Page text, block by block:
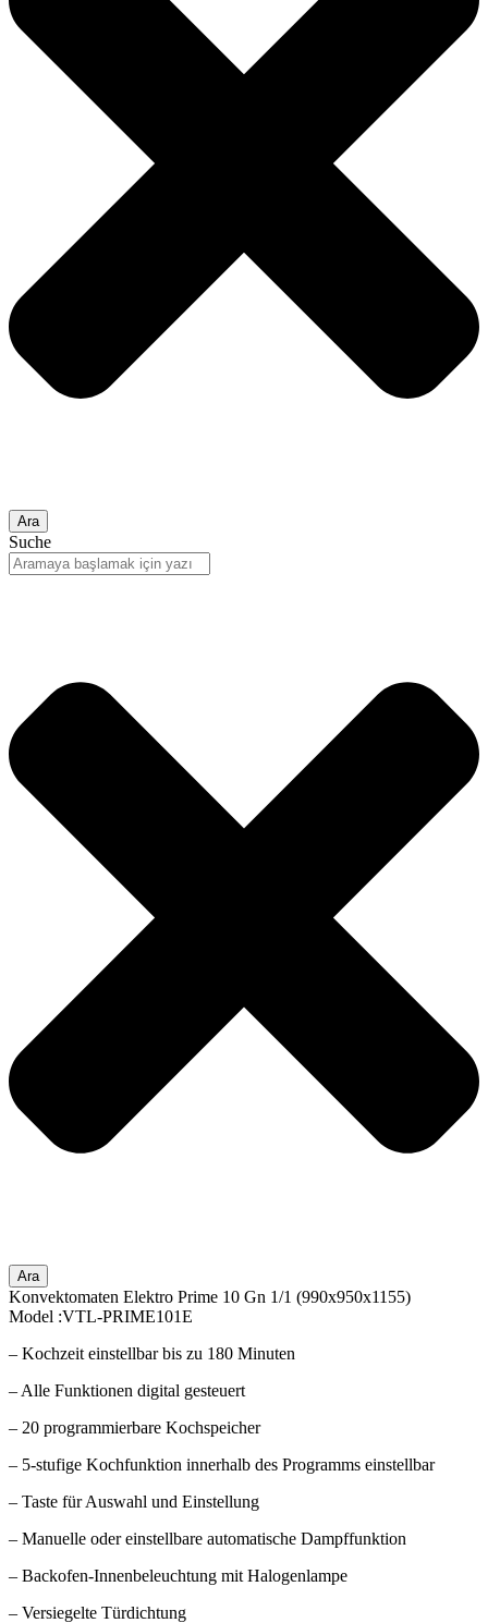
Ara
Suche
Ara
Konvektomaten Elektro Prime 10 Gn 1/1 (990x950x1155)
Model :VTL-PRIME101E
– Kochzeit einstellbar bis zu 180 Minuten
– Alle Funktionen digital gesteuert
– 20 programmierbare Kochspeicher
– 5-stufige Kochfunktion innerhalb des Programms einstellbar
– Taste für Auswahl und Einstellung
– Manuelle oder einstellbare automatische Dampffunktion
– Backofen-Innenbeleuchtung mit Halogenlampe
– Versiegelte Türdichtung